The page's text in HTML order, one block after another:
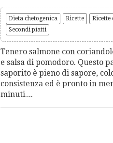
Dieta chetogenica Ricette
Ricette
Secondi piatti
Tenero salmone con
e salsa di pomodoro. Questo
saporito è pieno di sapore,
consistenza ed è pronto in
minuti....